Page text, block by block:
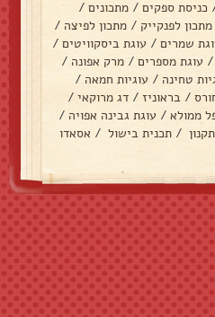
כניסת ספקים / מתכונים /
מתכון לפנקייק / מתכון לפיצה /
שמרים / עוגת ביסקוויטים /
/ עוגת מספרים / מרק אפונה /
טחינה / עוגיות חמאה /
/ בראוניז / דג מרוקאי /
ממולא / עוגת גבינה אפויה /
/ תכנית בישול / אסאדו